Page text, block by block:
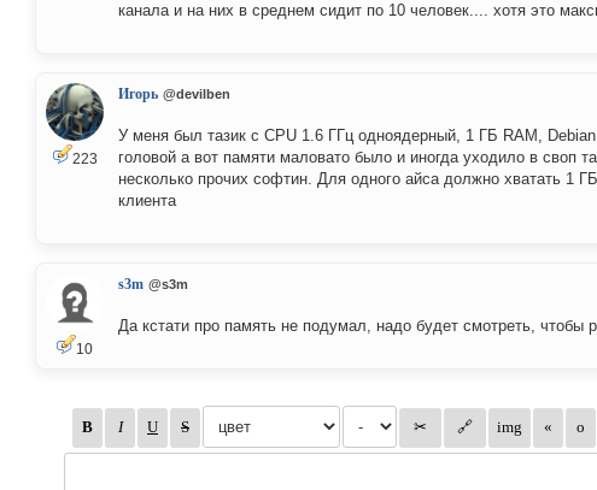
канала и на них в среднем сидит по 10 человек.... хотя это
223
Игорь @devilben
У меня был тазик с CPU 1.6 ГГц одноядерный, 1 ГБ RAM,
головой а вот памяти маловато было и иногда уходило в своп
несколько прочих софтин. Для одного айса должно хватать 1
клиента
10
s3m @s3m
Да кстати про память не подумал, надо будет смотреть, чтобы